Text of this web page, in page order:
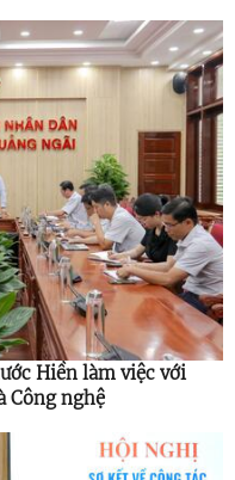
Hiền làm việc với
Công nghệ